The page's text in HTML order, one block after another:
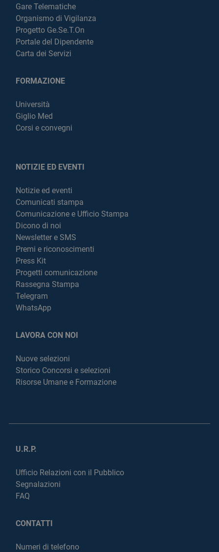
Gare Telematiche
Organismo di Vigilanza
Progetto Ge.Se.T.On
Portale del Dipendente
Carta dei Servizi
FORMAZIONE
Università
Giglio Med
Corsi e convegni
NOTIZIE ED EVENTI
Notizie ed eventi
Comunicati stampa
Comunicazione e Ufficio Stampa
Dicono di noi
Newsletter e SMS
Premi e riconoscimenti
Press Kit
Progetti comunicazione
Rassegna Stampa
Telegram
WhatsApp
LAVORA CON NOI
Nuove selezioni
Storico Concorsi e selezioni
Risorse Umane e Formazione
U.R.P.
Ufficio Relazioni con il Pubblico
Segnalazioni
FAQ
CONTATTI
Numeri di telefono